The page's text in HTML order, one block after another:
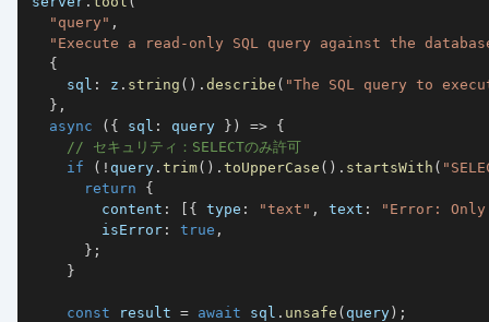
"query" ,
"Execute a read-only SQL query against the
{
    sql
: z . string ( ) . describe ( "The SQL query to
} ,
async
( { sql : query } ) => {
// セキュリティ：SELECTのみ許可
if
( ! query . trim( ) . toUpperCase ( ) . startsWith (
return
{
        content
: [ { type : "text" , text :
"Error: Only
        isError
: true ,
} ;
}
const result = await sql . unsafe ( query) ;